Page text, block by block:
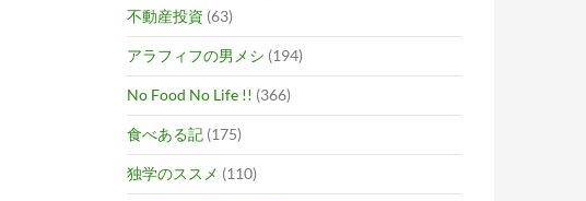
不動産投資 (63)
アラフィフの男メシ (194)
No Food No Life !! (366)
食べある記 (175)
独学のススメ (110)